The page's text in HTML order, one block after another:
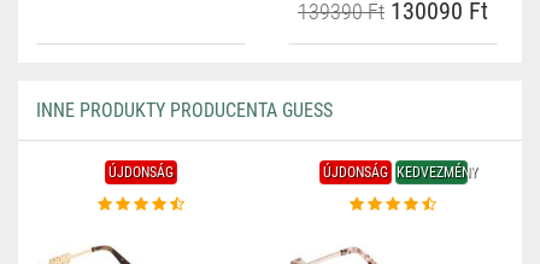
139390 Ft 130090 Ft
INNE PRODUKTY PRODUCENTA GUESS
ÚJDONSÁG ÚJDONSÁG KEDVEZMÉNY